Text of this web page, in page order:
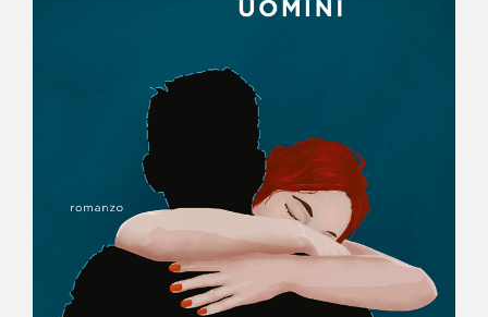
AUTORI
EVENTI
NEWS
CONTATTI